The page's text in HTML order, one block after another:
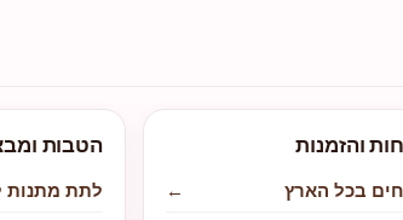
והזמנות
בכל הארץ
←
הטבות
לתת מתנות